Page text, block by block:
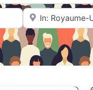
A proximité de